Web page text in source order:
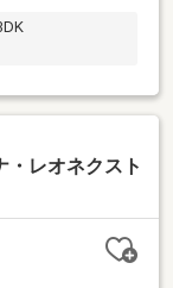
・レオネクスト